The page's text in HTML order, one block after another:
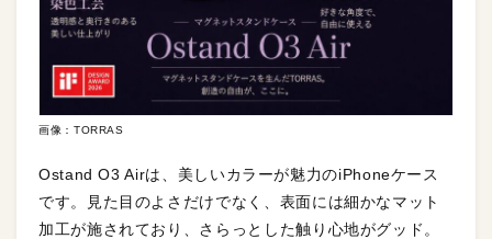
画像：TORRAS
Ostand O3 Airは、美しいカラーが魅力のiPhoneケース
です。見た目のよさだけでなく、表面には細かなマット
加工が施されており、さらっとした触り心地がグッド。